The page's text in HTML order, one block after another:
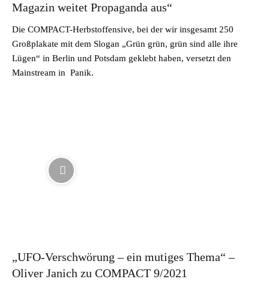
Magazin weitet Propaganda aus“
Die COMPACT-Herbstoffensive, bei der wir insgesamt 250
Großplakate mit dem Slogan „Grün grün, grün sind alle ihre
Lügen“ in Berlin und Potsdam geklebt haben, versetzt den
Mainstream in Panik.
„UFO-Verschwörung – ein mutiges Thema“ –
Oliver Janich zu COMPACT 9/2021